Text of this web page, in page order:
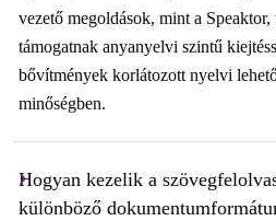
vezető megoldások, mint a
támogatnak anyanyelvi szintű
bővítmények korlátozott nyelvi
minőségben.
Hogyan kezelik a
különböző